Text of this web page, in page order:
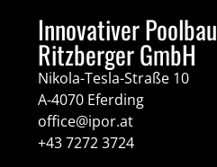
Innovativer Poolbau
Ritzberger GmbH
Nikola-Tesla-Straße 10
A-4070 Eferding
office@ipor.at
+43 7272 3724